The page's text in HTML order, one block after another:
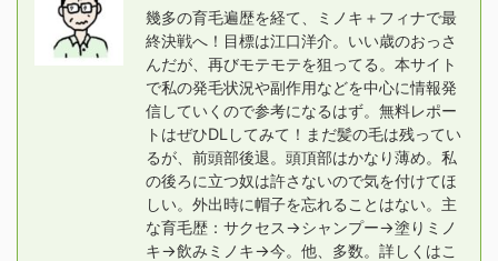
幾多の育毛遍歴を経て、ミノキ＋フィナで最
終決戦へ！目標は江口洋介。いい歳のおっさ
んだが、再びモテモテを狙ってる。本サイト
で私の発毛状況や副作用などを中心に情報発
信していくので参考になるはず。無料レポー
トはぜひDLしてみて！まだ髪の毛は残ってい
るが、前頭部後退。頭頂部はかなり薄め。私
の後ろに立つ奴は許さないので気を付けてほ
しい。外出時に帽子を忘れることはない。主
な育毛歴：サクセス→シャンプー→塗りミノ
キ→飲みミノキ→今。他、多数。詳しくはこ